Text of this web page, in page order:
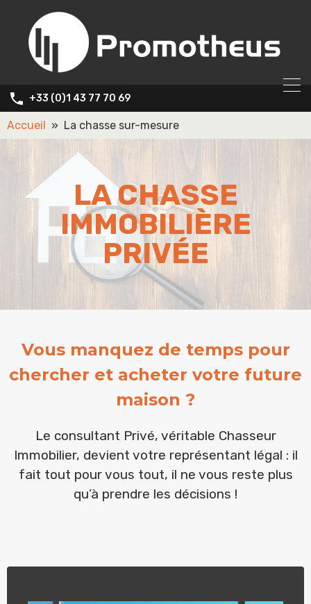
+33 (0)1 43 77 70 69
Accueil » La chasse sur-mesure
LA CHASSE
IMMOBILIÈRE
PRIVÉE
Vous manquez de temps pour
chercher et acheter votre future
maison ?
Le consultant Privé, véritable Chasseur
Immobilier, devient votre représentant légal : il
fait tout pour vous tout, il ne vous reste plus
qu’à prendre les décisions !